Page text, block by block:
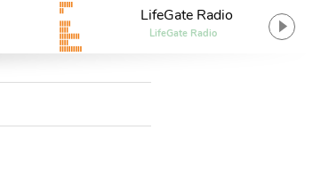
LifeGate Radio
LifeGate Radio